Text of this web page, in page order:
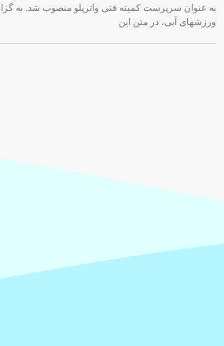
به عنوان سرپرست کمیته فنی واترپلو منصوب شد. به
ورزشهای آبی، در متن این